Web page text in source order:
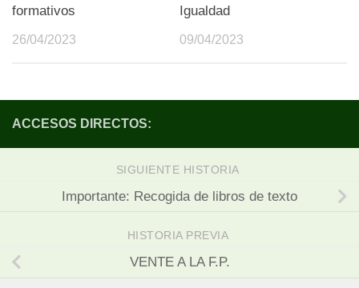
formativos
26/04/2023
Igualdad
09/04/2023
ACCESOS DIRECTOS:
SIGUIENTE HISTORIA
Importante: Recogida de libros de texto
HISTORIA PREVIA
VENTE A LA F.P.